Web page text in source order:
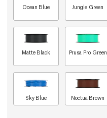
Ocean Blue Jungle Green
Matte Black Prusa Pro Green
Sky Blue Noctua Brown